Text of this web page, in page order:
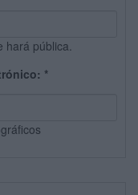
hará pública.
*